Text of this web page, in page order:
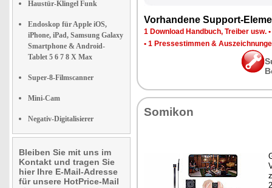
Haustür-Klingel Funk
Endoskop für Apple iOS,
iPhone, iPad, Samsung Galaxy
Smartphone & Android-
Tablet 5 6 7 8 X Max
Super-8-Filmscanner
Mini-Cam
Negativ-Digitalisierer
Bleiben Sie mit uns im
Kontakt und tragen Sie
hier Ihre E-Mail-Adresse
für unsere HotPrice-Mail
Vorhandene Support-
1 Download Handbuch, Treiber usw. •
• 1 Pressestimmen &
Somikon